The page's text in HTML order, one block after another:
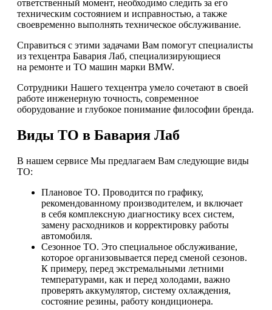
ответственный момент, необходимо следить за его
техническим состоянием и исправностью, а также
своевременно выполнять техническое обслуживание.
Справиться с этими задачами Вам помогут специалисты
из техцентра Бавария Лаб, специализирующиеся
на ремонте и ТО машин марки BMW.
Сотрудники Нашего техцентра умело сочетают в своей
работе инженерную точность, современное
оборудование и глубокое понимание философии бренда.
Виды ТО в Бавария Лаб
В нашем сервисе Мы предлагаем Вам следующие виды
ТО:
Плановое ТО. Проводится по графику,
рекомендованному производителем, и включает
в себя комплексную диагностику всех систем,
замену расходников и корректировку работы
автомобиля.
Сезонное ТО. Это специальное обслуживание,
которое организовывается перед сменой сезонов.
К примеру, перед экстремальными летними
температурами, как и перед холодами, важно
проверять аккумулятор, систему охлаждения,
состояние резины, работу кондиционера.